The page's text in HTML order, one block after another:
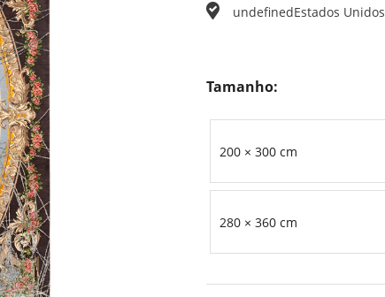
undefinedEstados Unidos
Tamanho:
200 × 300 cm
280 × 360 cm